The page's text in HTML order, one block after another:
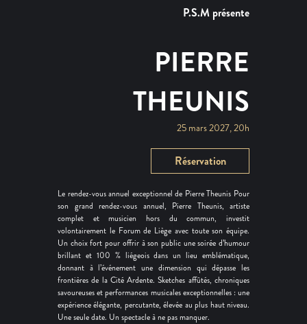
P.S.M présente
PIERRE
THEUNIS
25 mars 2027, 20h
Réservation
Le rendez-vous annuel exceptionnel de Pierre Theunis Pour
son grand rendez-vous annuel, Pierre Theunis, artiste
complet et musicien hors du commun, investit
volontairement le Forum de Liège avec toute son équipe.
Un choix fort pour offrir à son public une soirée d’humour
brillant et 100 % liégeois dans un lieu emblématique,
donnant à l’événement une dimension qui dépasse les
frontières de la Cité Ardente. Sketches affûtés, chroniques
savoureuses et performances musicales exceptionnelles : une
expérience élégante, percutante, élevée au plus haut niveau.
Une seule date. Un spectacle à ne pas manquer.